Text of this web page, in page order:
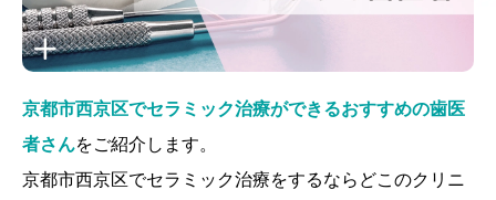
京都市西京区でセラミック治療ができるおすすめの歯医
者さんをご紹介します。
京都市西京区でセラミック治療をするならどこのクリニ